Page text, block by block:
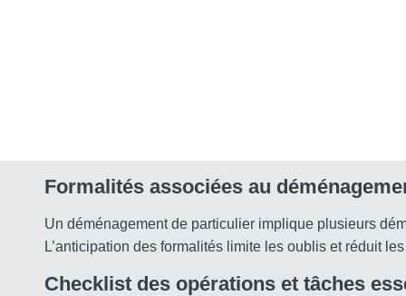
Formalités associées au
Un déménagement de particulier implique plusieurs
L’anticipation des formalités limite les oublis et réduit
Checklist des opérations et tâches